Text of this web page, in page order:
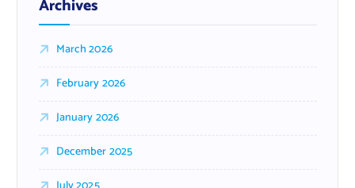
Archives
March 2026
February 2026
January 2026
December 2025